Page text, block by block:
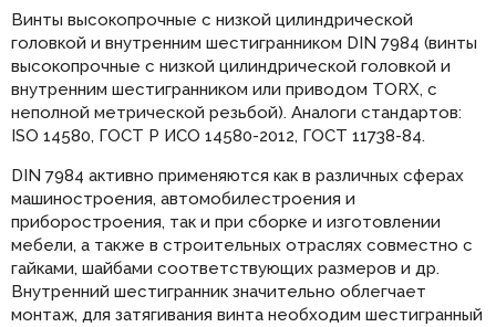
Винты высокопрочные с низкой цилиндрической
головкой и внутренним шестигранником DIN 7984 (винты
высокопрочные с низкой цилиндрической головкой и
внутренним шестигранником или приводом TORX, с
неполной метрической резьбой). Аналоги стандартов:
ISO 14580, ГОСТ Р ИСО 14580-2012, ГОСТ 11738-84.
DIN 7984 активно применяются как в различных сферах
машиностроения, автомобилестроения и
приборостроения, так и при сборке и изготовлении
мебели, а также в строительных отраслях совместно с
гайками, шайбами соответствующих размеров и др.
Внутренний шестигранник значительно облегчает
монтаж, для затягивания винта необходим шестигранный